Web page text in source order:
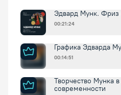
Эдвард Мунк. Фриз
00:21:24
Графика Эдварда
00:14:51
Творчество Мунка в
современности